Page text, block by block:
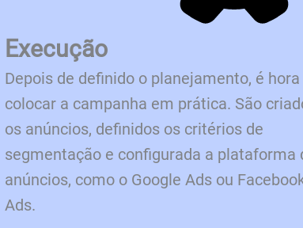
Execução
Depois de definido o planejamento, é hora
colocar a campanha em prática. São
os anúncios, definidos os critérios de
segmentação e configurada a plataforma
anúncios, como o Google Ads ou
Ads.